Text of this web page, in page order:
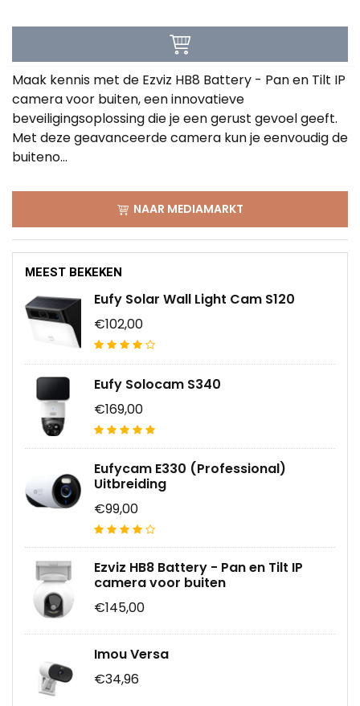
Maak kennis met de Ezviz HB8 Battery - Pan en Tilt IP
camera voor buiten, een innovatieve
beveiligingsoplossing die je een gerust gevoel geeft.
Met deze geavanceerde camera kun je eenvoudig de
buiteno...
NAAR MEDIAMARKT
MEEST BEKEKEN
Eufy Solar Wall Light Cam S120
€102,00
Eufy Solocam S340
€169,00
Eufycam E330 (Professional)
Uitbreiding
€99,00
Ezviz HB8 Battery - Pan en Tilt IP
camera voor buiten
€145,00
Imou Versa
€34,96